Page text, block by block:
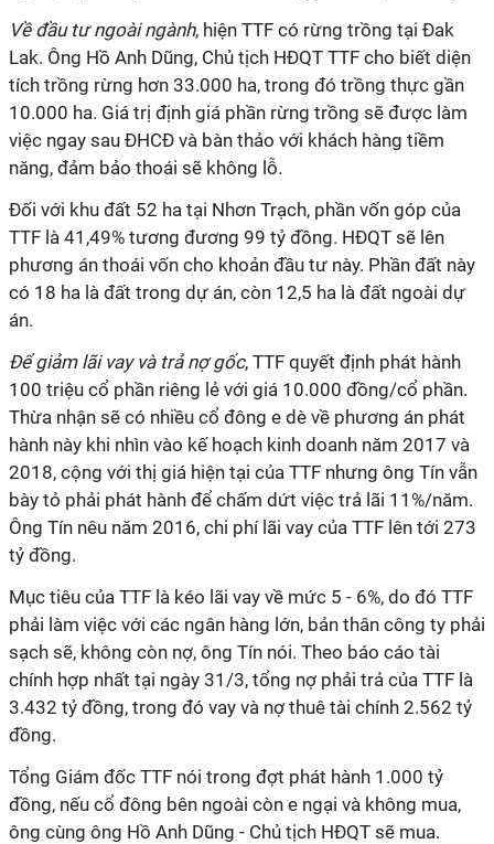
Về đầu tư ngoài ngành, hiện TTF có rừng trồng tại Đak
Lak. Ông Hồ Anh Dũng, Chủ tịch HĐQT TTF cho biết diện
tích trồng rừng hơn 33.000 ha, trong đó trồng thực gần
10.000 ha. Giá trị định giá phần rừng trồng sẽ được làm
việc ngay sau ĐHCĐ và bàn thảo với khách hàng tiềm
năng, đảm bảo thoái sẽ không lỗ.
Đối với khu đất 52 ha tại Nhơn Trạch, phần vốn góp của
TTF là 41,49% tương đương 99 tỷ đồng. HĐQT sẽ lên
phương án thoái vốn cho khoản đầu tư này. Phần đất này
có 18 ha là đất trong dự án, còn 12,5 ha là đất ngoài dự
án.
Để giảm lãi vay và trả nợ gốc, TTF quyết định phát hành
100 triệu cổ phần riêng lẻ với giá 10.000 đồng/cổ phần.
Thừa nhận sẽ có nhiều cổ đông e dè về phương án phát
hành này khi nhìn vào kế hoạch kinh doanh năm 2017 và
2018, cộng với thị giá hiện tại của TTF nhưng ông Tín vẫn
bày tỏ phải phát hành để chấm dứt việc trả lãi 11%/năm.
Ông Tín nêu năm 2016, chi phí lãi vay của TTF lên tới 273
tỷ đồng.
Mục tiêu của TTF là kéo lãi vay về mức 5 - 6%, do đó TTF
phải làm việc với các ngân hàng lớn, bản thân công ty phải
sạch sẽ, không còn nợ, ông Tín nói. Theo báo cáo tài
chính hợp nhất tại ngày 31/3, tổng nợ phải trả của TTF là
3.432 tỷ đồng, trong đó vay và nợ thuê tài chính 2.562 tỷ
đồng.
Tổng Giám đốc TTF nói trong đợt phát hành 1.000 tỷ
đồng, nếu cổ đông bên ngoài còn e ngại và không mua,
ông cùng ông Hồ Anh Dũng - Chủ tịch HĐQT sẽ mua.